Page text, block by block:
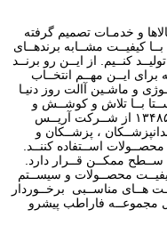
و خدمـات تصمیم گرفته
کیفیــت مشــابه برندهــای
کنــیم. از ایــن رو برنــد
ایــن مهــم انتخــاب
و ماشـین آالت روز دنیـا
بــا تلاش و کوشــش و
یــاری خداونــد توانســتیم گواهینامــه ایــزو ۱۳۴۸۵ از شــرکت آریــس
، پزشــکان و
محصــولات اســتفاده کننــد.
ســطح ممکــن قــرار دارد.
محصــولات و سیســتم
هــای مناســبی برخــوردار
مجموعــه فاراطب پیشرو